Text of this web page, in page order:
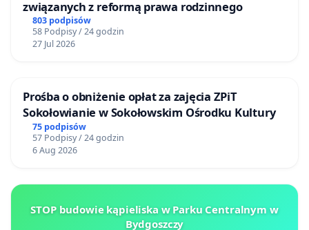
związanych z reformą prawa rodzinnego
803 podpisów
58 Podpisy / 24 godzin
27 Jul 2026
Prośba o obniżenie opłat za zajęcia ZPiT
Sokołowianie w Sokołowskim Ośrodku Kultury
75 podpisów
57 Podpisy / 24 godzin
6 Aug 2026
STOP budowie kąpieliska w Parku Centralnym w
Bydgoszczy